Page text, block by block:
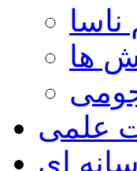
ناسا
ها
علمی
اي